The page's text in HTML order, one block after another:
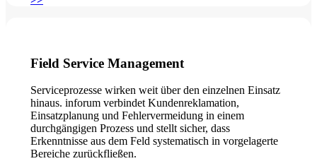
Field Service Management
Serviceprozesse wirken weit über den einzelnen Einsatz
hinaus. inforum verbindet Kundenreklamation,
Einsatzplanung und Fehlervermeidung in einem
durchgängigen Prozess und stellt sicher, dass
Erkenntnisse aus dem Feld systematisch in vorgelagerte
Bereiche zurückfließen.